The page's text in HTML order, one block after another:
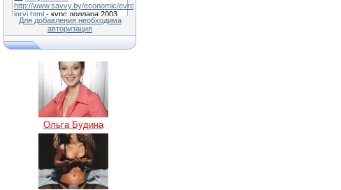
Для добавления необходима
авторизация
Ольга Будина